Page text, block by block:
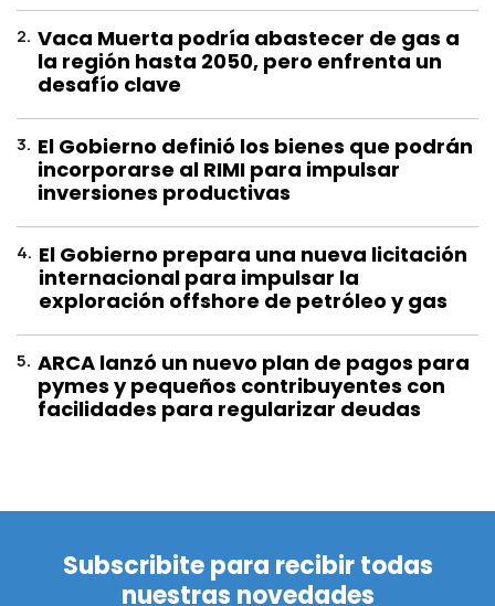
2. Vaca Muerta podría abastecer de gas a
la región hasta 2050, pero enfrenta un
desafío clave
3. El Gobierno definió los bienes que podrán
incorporarse al RIMI para impulsar
inversiones productivas
4. El Gobierno prepara una nueva licitación
internacional para impulsar la
exploración offshore de petróleo y gas
5. ARCA lanzó un nuevo plan de pagos para
pymes y pequeños contribuyentes con
facilidades para regularizar deudas
Subscribite para recibir todas
nuestras novedades